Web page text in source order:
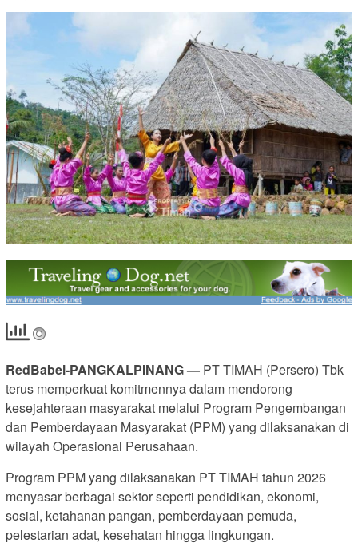
RedBabel-PANGKALPINANG — PT TIMAH (Persero) Tbk
terus memperkuat komitmennya dalam mendorong
kesejahteraan masyarakat melalui Program Pengembangan
dan Pemberdayaan Masyarakat (PPM) yang dilaksanakan di
wilayah Operasional Perusahaan.
Program PPM yang dilaksanakan PT TIMAH tahun 2026
menyasar berbagai sektor seperti pendidikan, ekonomi,
sosial, ketahanan pangan, pemberdayaan pemuda,
pelestarian adat, kesehatan hingga lingkungan.